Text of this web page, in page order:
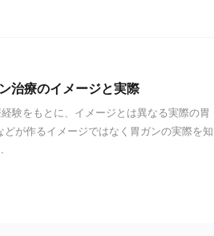
治療のイメージと実際
験をもとに、イメージとは異なる実際の胃
が作るイメージではなく胃ガンの実際を知